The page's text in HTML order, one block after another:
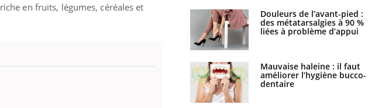
riche en fruits, légumes, céréales et
Douleurs de l’avant-pied :
des métatarsalgies à 90 %
liées à problème d’appui
Mauvaise haleine : il faut
améliorer l’hygiène bucco-
dentaire